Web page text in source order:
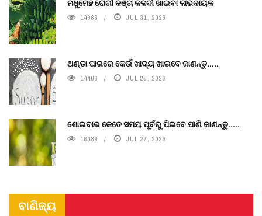
ମଧୁମେହ ରୋଗୀ କଞ୍ଚା କଳଦୀ ଖାଇବା ଲାଭଦାୟକ
14966 JUL 31, 2026
ଥଣ୍ଡା ପାଗରେ କେଉଁ ଖାଦ୍ୟ ଖାଇବେ ଜାଣନ୍ତୁ.....
14466 JUL 28, 2026
ଶୋଇବାର କେତେ ସମୟ ପୂର୍ବରୁ ପିଇବେ ପାଣି ଜାଣନ୍ତୁ.....
16089 JUL 27, 2026
ବାଣିଜ୍ୟ